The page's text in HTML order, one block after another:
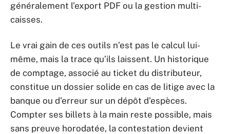
généralement l’export PDF ou la gestion multi-
caisses.
Le vrai gain de ces outils n’est pas le calcul lui-
même, mais la trace qu’ils laissent. Un historique
de comptage, associé au ticket du distributeur,
constitue un dossier solide en cas de litige avec la
banque ou d’erreur sur un dépôt d’espèces.
Compter ses billets à la main reste possible, mais
sans preuve horodatée, la contestation devient